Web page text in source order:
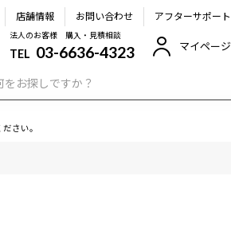
店舗情報 お問い合わせ アフターサポート
法人のお客様 購入・見積相談
TEL 03-6636-4323 マイページ
さい。